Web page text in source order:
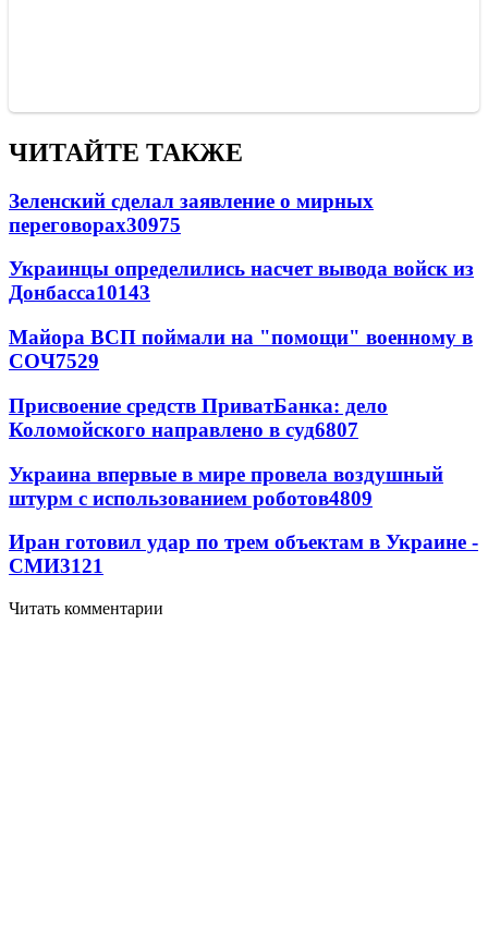
ЧИТАЙТЕ ТАКЖЕ
Зеленский сделал заявление о мирных
переговорах30975
Украинцы определились насчет вывода войск из
Донбасса10143
Майора ВСП поймали на "помощи" военному в
СОЧ7529
Присвоение средств ПриватБанка: дело
Коломойского направлено в суд6807
Украина впервые в мире провела воздушный
штурм с использованием роботов4809
Иран готовил удар по трем объектам в Украине -
СМИ3121
Читать комментарии